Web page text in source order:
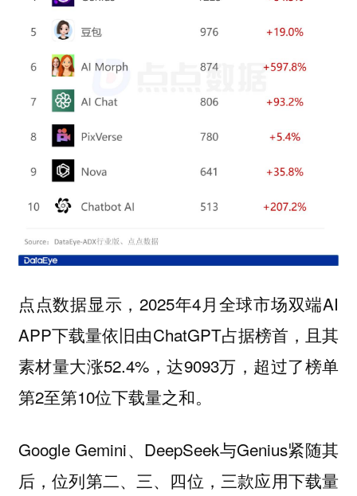
点点数据显示，2025年4月全球市场双端AI
APP下载量依旧由ChatGPT占据榜首，且其
素材量大涨52.4%，达9093万，超过了榜单
第2至第10位下载量之和。
Google Gemini、DeepSeek与Genius紧随其
后，位列第二、三、四位，三款应用下载量